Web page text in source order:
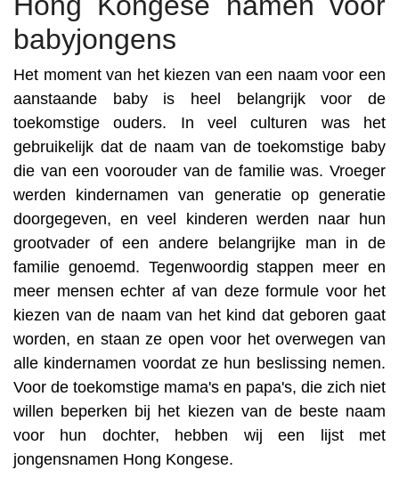
babyjongens
Het moment van het kiezen van een naam voor een
aanstaande baby is heel belangrijk voor de
toekomstige ouders. In veel culturen was het
gebruikelijk dat de naam van de toekomstige baby
die van een voorouder van de familie was. Vroeger
werden kindernamen van generatie op generatie
doorgegeven, en veel kinderen werden naar hun
grootvader of een andere belangrijke man in de
familie genoemd. Tegenwoordig stappen meer en
meer mensen echter af van deze formule voor het
kiezen van de naam van het kind dat geboren gaat
worden, en staan ze open voor het overwegen van
alle kindernamen voordat ze hun beslissing nemen.
Voor de toekomstige mama's en papa's, die zich niet
willen beperken bij het kiezen van de beste naam
voor hun dochter, hebben wij een lijst met
jongensnamen Hong Kongese.